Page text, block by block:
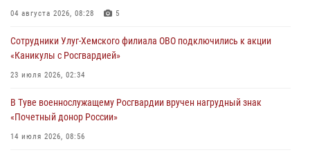
Сотрудники вневедомственной охраны приняли участие в акции
29 июля 2026, 09:41
26 сигналов «Тревога» с автотранспортов отработали экипажи
29 июля 2026, 08:37 1
В Туве офицер Росгвардии подвела итоги юбилейного личного
04 августа 2026, 08:28 5
Сотрудники Улуг-Хемского филиала ОВО подключились к акции
«Каникулы с Росгвардией»
23 июля 2026, 02:34
В Туве военнослужащему Росгвардии вручен нагрудный знак
«Почетный донор России»
14 июля 2026, 08:56